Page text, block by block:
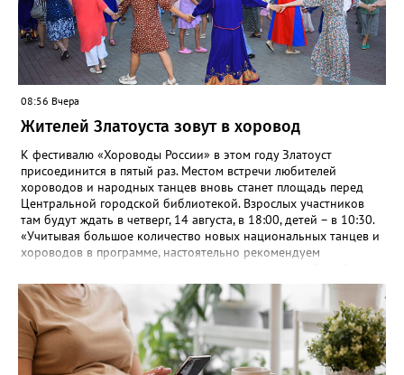
08:56 Вчера
Жителей Златоуста зовут в хоровод
К фестивалю «Хороводы России» в этом году Златоуст
присоединится в пятый раз. Местом встречи любителей
хороводов и народных танцев вновь станет площадь перед
Центральной городской библиотекой. Взрослых участников
там будут ждать в четверг, 14 августа, в 18:00, детей – в 10:30.
«Учитывая большое количество новых национальных танцев и
хороводов в программе, настоятельно рекомендуем
(четверг) и 11 (вторник) августа в 18:00 на той же площади, -
сообщают организаторы. И добавляют: - Репетиции состоятся в
любую погоду! Если не на открытом воздухе, то в большом
зале на 5-ом этаже». Праздники для детей и взрослых в этом
году будут объединены общим названием «Златоустовский
народ, вставай в единый хоровод!».